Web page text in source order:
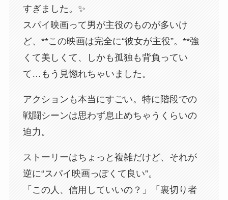
すぎました。✨
スパイ映画って男が主役のものが多いけ
ど、**この映画は完全に“彼女が主役”。**強
くて美しくて、しかも孤独も背負ってい
て…もう見惚れちゃいました。
アクションも本当にすごい。特に階段での
戦闘シーンは思わず息止めちゃうくらいの
迫力。
ストーリーはちょっと複雑だけど、それが
逆に“スパイ映画っぽくて良い”。
「この人、信用していいの？」「裏切り者